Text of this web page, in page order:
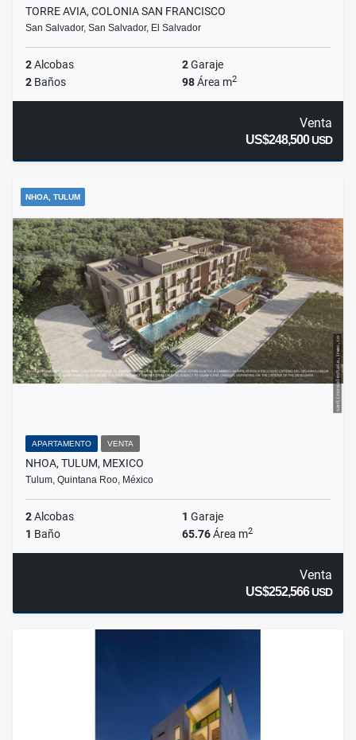
TORRE AVIA, COLONIA SAN FRANCISCO
San Salvador, San Salvador, El Salvador
2Alcobas 2Garaje
2 Baños 98Área m2
Venta
US$248,500USD
NHOA, TULUM
APARTAMENTO VENTA
NHOA, TULUM, MEXICO
Tulum, Quintana Roo, México
2Alcobas 1 Garaje
1 Baño 65.76Área m2
Venta
US$252,566USD